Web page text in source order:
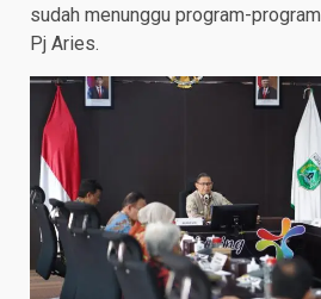
sudah menunggu program-
Pj Aries.